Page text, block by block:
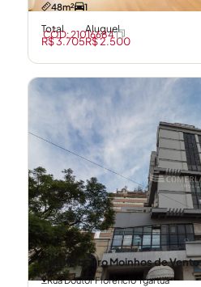
48m² 1
Total
R$ 3.705
Aluguel
R$ 2.500
CÓD: 21016684
Sala no bairro Moinhos de Vento
Rua Doutor Florêncio Ygartua